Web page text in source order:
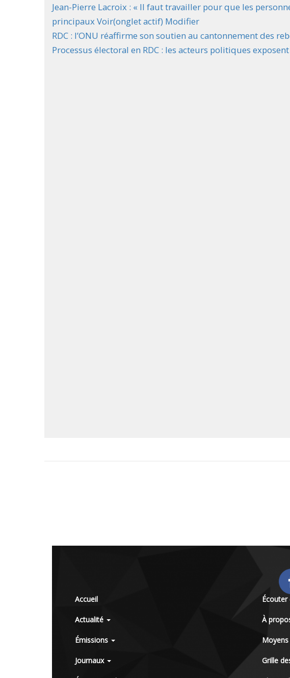
Jean-Pierre Lacroix : « Il faut travailler pour que les
principaux Voir(onglet actif) Modifier
RDC : l’ONU réaffirme son soutien au cantonnement des
Processus électoral en RDC : les acteurs politiques
Accueil
Actualité
Émissions
Journaux
Écouter
À
Grille